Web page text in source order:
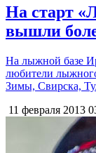
На старт
вышли
На лыжной базе
любители
Зимы, Свирска,
11 февраля 2013